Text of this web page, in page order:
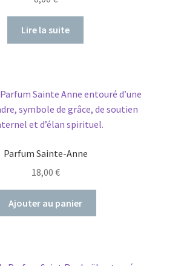
Lire la suite
Parfum Sainte-Anne
18,00 €
Ajouter au panier